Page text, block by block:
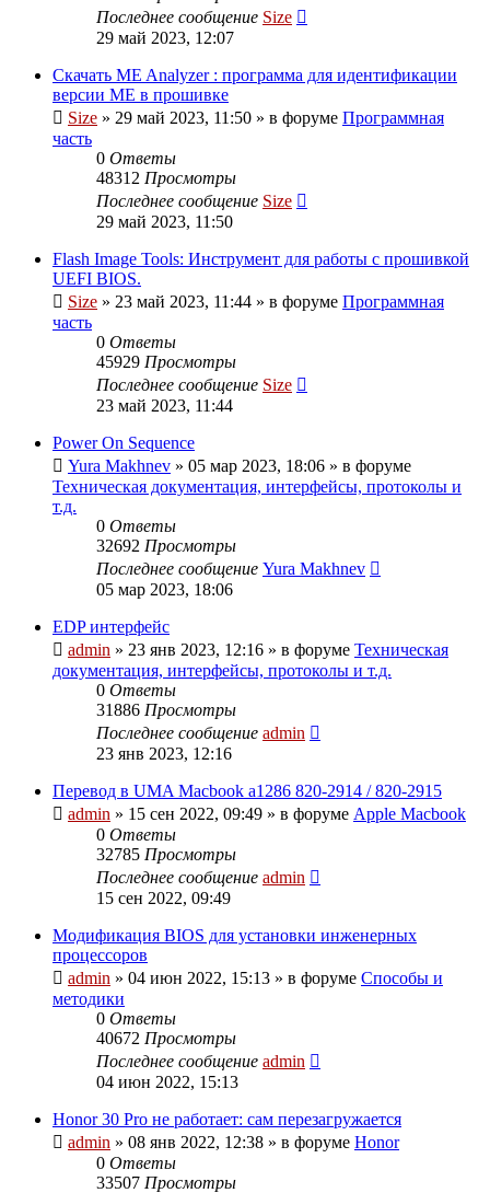
Последнее сообщение Size
29 май 2023, 12:07
Скачать ME Analyzer : программа для идентификации
версии ME в прошивке
Size » 29 май 2023, 11:50 » в форуме Программная
часть
0 Ответы
48312 Просмотры
Последнее сообщение Size
29 май 2023, 11:50
Flash Image Tools: Инструмент для работы с прошивкой
UEFI BIOS.
Size » 23 май 2023, 11:44 » в форуме Программная
часть
0 Ответы
45929 Просмотры
Последнее сообщение Size
23 май 2023, 11:44
Power On Sequence
Yura Makhnev » 05 мар 2023, 18:06 » в форуме
Техническая документация, интерфейсы, протоколы и
т.д.
0 Ответы
32692 Просмотры
Последнее сообщение Yura Makhnev
05 мар 2023, 18:06
EDP интерфейс
admin » 23 янв 2023, 12:16 » в форуме Техническая
документация, интерфейсы, протоколы и т.д.
0 Ответы
31886 Просмотры
Последнее сообщение admin
23 янв 2023, 12:16
Перевод в UMA Macbook a1286 820-2914 / 820-2915
admin » 15 сен 2022, 09:49 » в форуме Apple Macbook
0 Ответы
32785 Просмотры
Последнее сообщение admin
15 сен 2022, 09:49
Модификация BIOS для установки инженерных
процессоров
admin » 04 июн 2022, 15:13 » в форуме Способы и
методики
0 Ответы
40672 Просмотры
Последнее сообщение admin
04 июн 2022, 15:13
Honor 30 Pro не работает: сам перезагружается
admin » 08 янв 2022, 12:38 » в форуме Honor
0 Ответы
33507 Просмотры